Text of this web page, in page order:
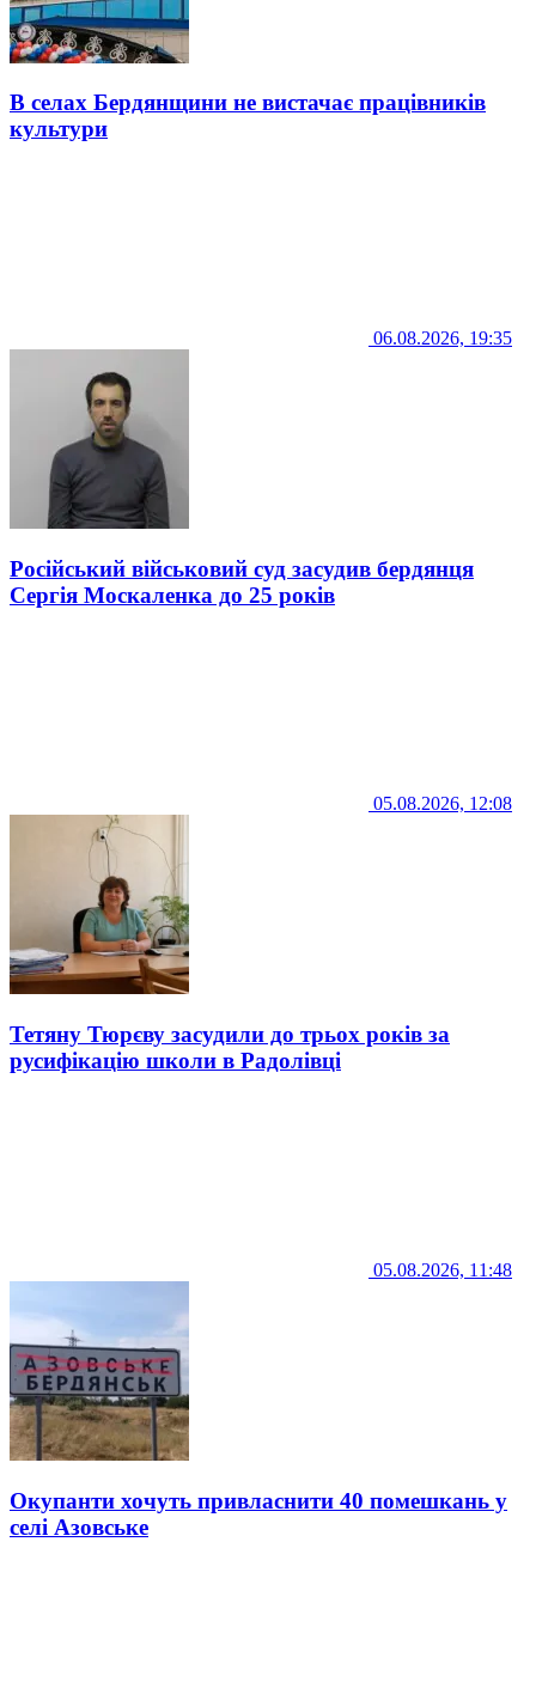
В селах Бердянщини не вистачає працівників
культури
06.08.2026, 19:35
Російський військовий суд засудив бердянця
Сергія Москаленка до 25 років
05.08.2026, 12:08
Тетяну Тюрєву засудили до трьох років за
русифікацію школи в Радолівці
05.08.2026, 11:48
Окупанти хочуть привласнити 40 помешкань у
селі Азовське